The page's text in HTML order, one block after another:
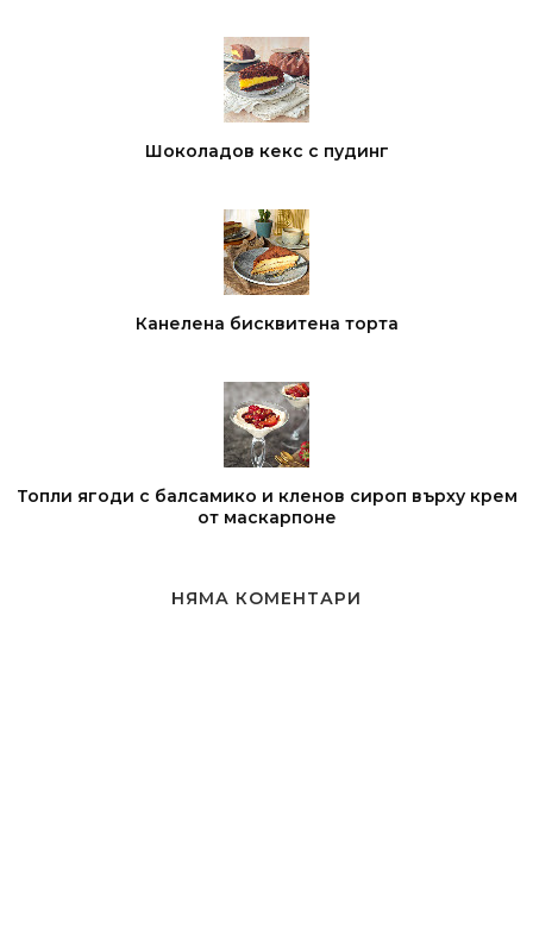
Шоколадов кекс с пудинг
Канелена бисквитена торта
Топли ягоди с балсамико и кленов сироп върху крем
от маскарпоне
НЯМА КОМЕНТАРИ